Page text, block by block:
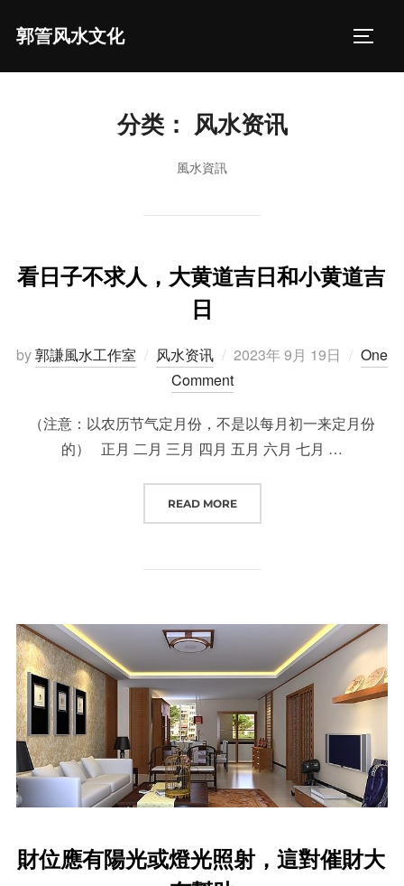
郭䇾风水文化
分类： 风水资讯
風水資訊
看日子不求人，大黄道吉日和小黄道吉
日
by郭謙風水工作室 风水资讯
Posted
on
2023年 9月 19日
One
Comment
（注意：以农历节气定月份，不是以每月初一来定月份
的） 正月 二月 三月 四月 五月 六月 七月 …
READ MORE“看日子不求人，大黄道吉日和小
財位應有陽光或燈光照射，這對催財大